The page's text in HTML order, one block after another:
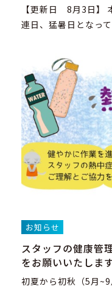
【更新日 8月3日】
連日、猛暑日となっ
お知らせ
スタッフの健康管
をお願いいたします
初夏から初秋（5月